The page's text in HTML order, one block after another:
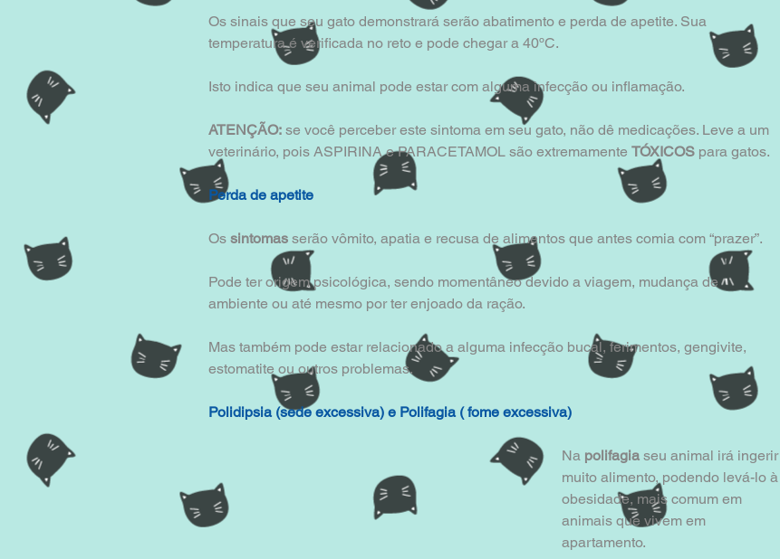
Os sinais que seu gato demonstrará serão abatimento e perda de apetite. Sua
temperatura é verificada no reto e pode chegar a 40ºC.
Isto indica que seu animal pode estar com alguma infecção ou inflamação.
ATENÇÃO: se você perceber este sintoma em seu gato, não dê medicações. Leve a um
veterinário, pois ASPIRINA e PARACETAMOL são extremamente TÓXICOS para gatos.
Perda de apetite
Os sintomas serão vômito, apatia e recusa de alimentos que antes comia com “prazer”.
Pode ter origem psicológica, sendo momentâneo devido a viagem, mudança de
ambiente ou até mesmo por ter enjoado da ração.
Mas também pode estar relacionado a alguma infecção bucal, ferimentos, gengivite,
estomatite ou outros problemas.
Polidipsia (sede excessiva) e Polifagia ( fome excessiva)
Na polifagia seu animal irá ingerir
muito alimento, podendo levá-lo à
obesidade, mais comum em
animais que vivem em
apartamento.